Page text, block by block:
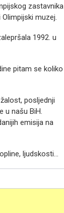
zastavnika
muzej.
1992. u
pitam se koliko
posljednji
u našu BiH.
emisija na
ljudskosti…